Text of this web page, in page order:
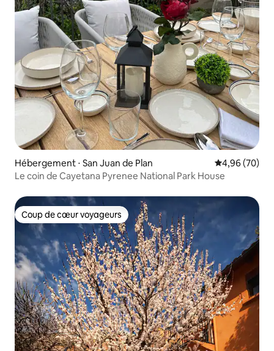
Hébergement ⋅ San Juan de Plan Évaluation
4,96 (70)
Le coin de Cayetana Pyrenee National Park House
Coup de cœur voyageurs
Coup de cœur voyageurs